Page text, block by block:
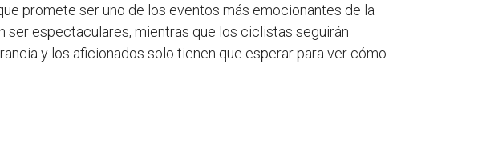
promete ser uno de los eventos más emocionantes de la
ser espectaculares, mientras que los ciclistas seguirán
y los aficionados solo tienen que esperar para ver cómo